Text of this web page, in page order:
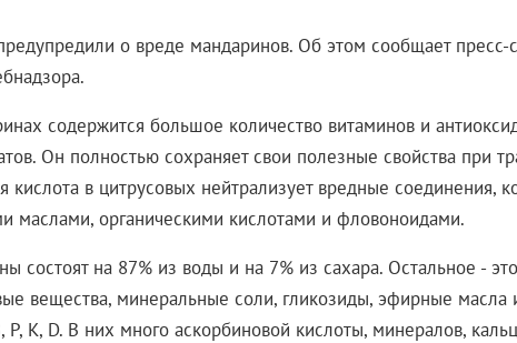
о вреде мандаринов. Об этом сообщает пресс-
содержится большое количество витаминов и
Он полностью сохраняет свои полезные свойства при
кислота в цитрусовых нейтрализует вредные соединения,
маслами, органическими кислотами и фловоноидами.
состоят на 87% из воды и на 7% из сахара. Остальное -
вещества, минеральные соли, гликозиды, эфирные масла
P, K, D. В них много аскорбиновой кислоты, минералов,